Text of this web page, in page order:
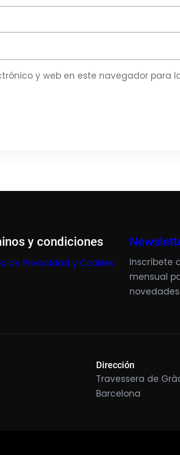
y web en este navegador para
y condiciones
de Privacidad y Cookies Inscríbete
mensual
Dirección
Travessera de
Barcelona